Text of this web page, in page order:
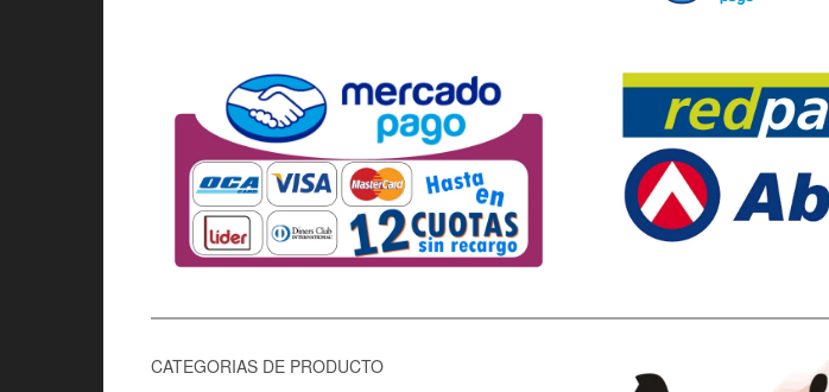
CATEGORIAS DE PRODUCTO